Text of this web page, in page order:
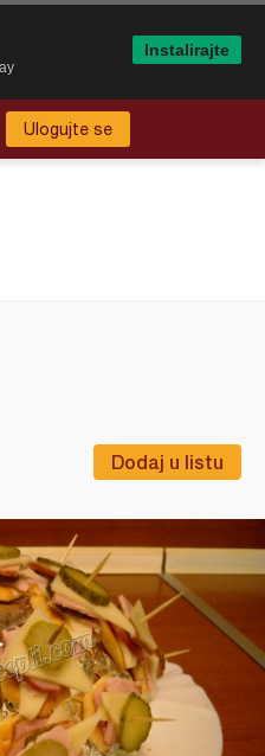
Ulogujte se
Dodaj u listu
Instalirajte